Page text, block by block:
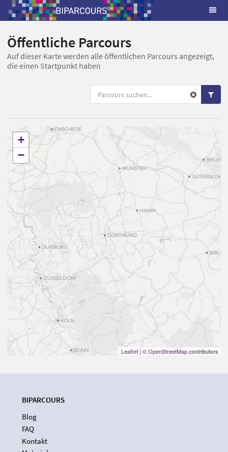
Öffentliche Parcours
Auf dieser Karte werden alle öffentlichen Parcours angezeigt,
die einen Startpunkt haben
+
−
Leaflet | ©OpenStreetMapcontributors
BIPARCOURS
Blog
FAQ
Kontakt